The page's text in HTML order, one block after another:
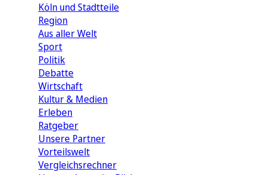
Köln und Stadtteile
Region
Aus aller Welt
Sport
Politik
Debatte
Wirtschaft
Kultur & Medien
Erleben
Ratgeber
Unsere Partner
Vorteilswelt
Vergleichsrechner